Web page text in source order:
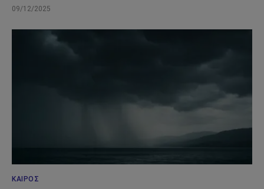
09/12/2025
ΚΑΙΡΌΣ